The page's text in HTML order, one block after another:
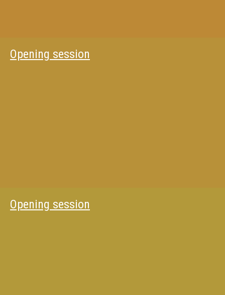
Opening session
Opening session